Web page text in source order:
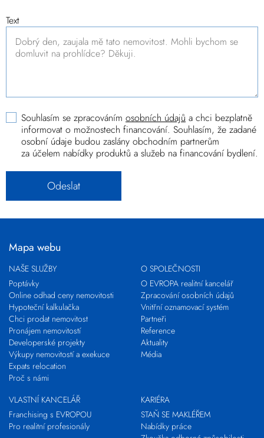
Text
Souhlasím se zpracováním osobních údajů a chci bezplatně
informovat o možnostech financování. Souhlasím, že zadané
osobní údaje budou zaslány obchodním partnerům
za účelem nabídky produktů a služeb na financování bydlení.
Mapa webu
NAŠE SLUŽBY
Poptávky
Online odhad ceny nemovitosti
Hypoteční kalkulačka
Chci prodat nemovitost
Pronájem nemovitostí
Developerské projekty
Výkupy nemovitostí a exekuce
Expats relocation
Proč s námi
O SPOLEČNOSTI
O EVROPA realitní kancelář
Zpracování osobních údajů
Vnitřní oznamovací systém
Partneři
Reference
Aktuality
Média
VLASTNÍ KANCELÁŘ
Franchising s EVROPOU
Pro realitní profesionály
KARIÉRA
STAŇ SE MAKLÉŘEM
Nabídky práce